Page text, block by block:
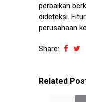
perbaikan
dideteksi.
perusahaan
Share:
Related